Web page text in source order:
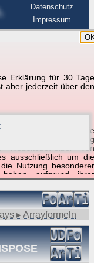
Erklärung für 30 Tage
aber jederzeit über den
dieser Website über die
und Verwendung
Websitebetreiber von
ausschließlich um die
Nutzung besonderer
haben aufgrund ihrer
erforderlich
zum Testen dieser
Ansonsten wird
jeweiligen Angebot
Add-Ins nutzen, bei
diese Daten auf dem
Datenschutz
Impressum
BerlinHimmel
zu Excel und
1 Begriff)
▸ Arrayformeln